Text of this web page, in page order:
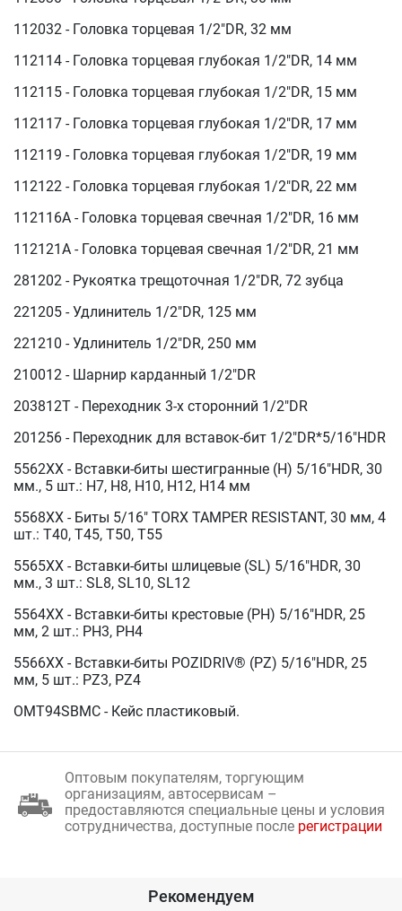
112032 - Головка торцевая 1/2"DR, 32 мм
112114 - Головка торцевая глубокая 1/2"DR, 14 мм
112115 - Головка торцевая глубокая 1/2"DR, 15 мм
112117 - Головка торцевая глубокая 1/2"DR, 17 мм
112119 - Головка торцевая глубокая 1/2"DR, 19 мм
112122 - Головка торцевая глубокая 1/2"DR, 22 мм
112116A - Головка торцевая свечная 1/2"DR, 16 мм
112121A - Головка торцевая свечная 1/2"DR, 21 мм
281202 - Рукоятка трещоточная 1/2"DR, 72 зубца
221205 - Удлинитель 1/2"DR, 125 мм
221210 - Удлинитель 1/2"DR, 250 мм
210012 - Шарнир карданный 1/2"DR
203812T - Переходник 3-х сторонний 1/2"DR
201256 - Переходник для вставок-бит 1/2"DR*5/16"HDR
5562XX - Вставки-биты шестигранные (H) 5/16"HDR, 30
мм., 5 шт.: H7, H8, H10, H12, H14 мм
5568XX - Биты 5/16" TORX TAMPER RESISTANT, 30 мм, 4
шт.: T40, T45, T50, T55
5565XX - Вставки-биты шлицевые (SL) 5/16"HDR, 30
мм., 3 шт.: SL8, SL10, SL12
5564XX - Вставки-биты крестовые (PH) 5/16"HDR, 25
мм, 2 шт.: PH3, PH4
5566XX - Вставки-биты POZIDRIV® (PZ) 5/16"HDR, 25
мм, 5 шт.: PZ3, PZ4
OMT94SBMC - Кейс пластиковый.
Оптовым покупателям, торгующим
организациям, автосервисам –
предоставляются специальные цены и условия
сотрудничества, доступные после регистрации
Рекомендуем